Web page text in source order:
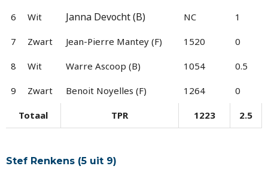
6 Wit Janna Devocht (B) NC 1
7 Zwart Jean-Pierre Mantey (F) 1520 0
8 Wit Warre Ascoop (B) 1054 0.5
9 Zwart Benoit Noyelles (F) 1264 0
Totaal TPR 1223 2.5
Stef Renkens (5 uit 9)